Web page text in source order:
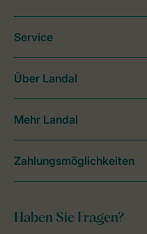
Haben Sie Fragen?
Service
Über Landal
Mehr Landal
Zahlungsmöglichkeiten